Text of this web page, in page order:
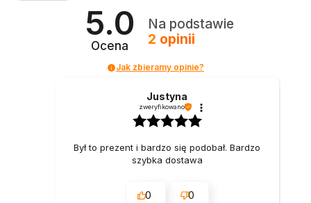
5.0
Ocena
Na podstawie
2 opinii
Jak zbieramy opinie?
Justyna
zweryfikowano
Był to prezent i bardzo się podobał. Bardzo
szybka dostawa
0 0